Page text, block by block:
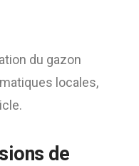
du gazon
locales,
.
de